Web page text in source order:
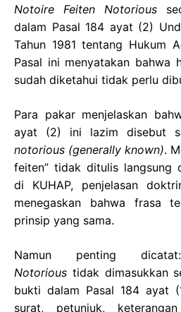
Notoire Feiten Notorious
dalam Pasal 184 ayat (2)
Tahun 1981 tentang Hukum
Pasal ini menyatakan bahwa
sudah diketahui tidak perlu
Para pakar menjelaskan
ayat (2) ini lazim disebut
notorious (generally known).
feiten” tidak ditulis langsung
di KUHAP, penjelasan
menegaskan bahwa frasa
prinsip yang sama.
Namun penting
Notorious tidak dimasukkan
bukti dalam Pasal 184 ayat
surat, petunjuk,